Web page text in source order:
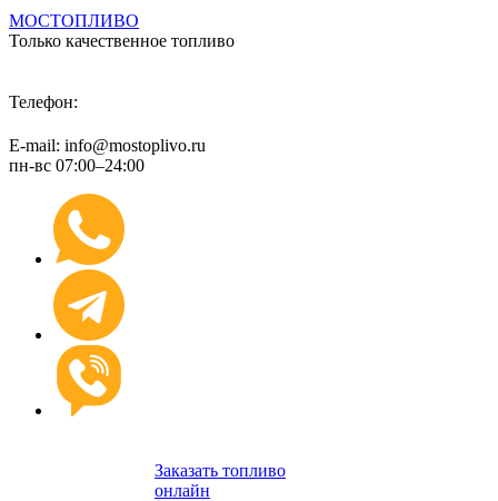
МОСТОПЛИВО
Только качественное топливо
Телефон:
E-mail: info@mostoplivo.ru
пн-вс 07:00–24:00
Заказать топливо
онлайн